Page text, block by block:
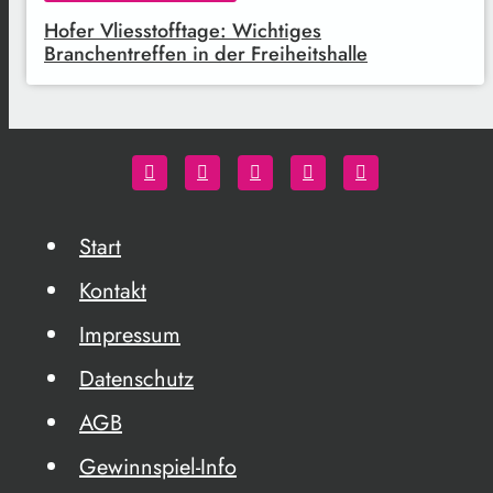
Hofer Vliesstofftage: Wichtiges
Branchentreffen in der Freiheitshalle
Start
Kontakt
Impressum
Datenschutz
AGB
Gewinnspiel-Info